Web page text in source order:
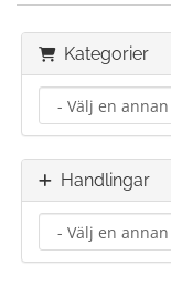
Kategorier
Handlingar